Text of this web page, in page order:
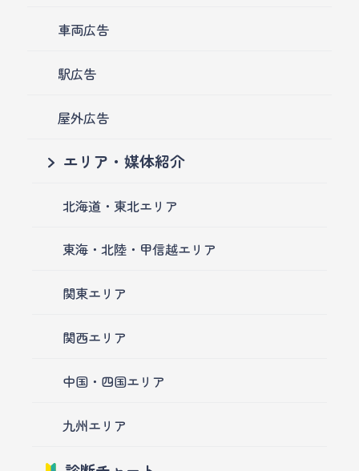
車両広告
駅広告
屋外広告
エリア・媒体紹介
北海道・東北エリア
東海・北陸・甲信越エリア
関東エリア
関西エリア
中国・四国エリア
九州エリア